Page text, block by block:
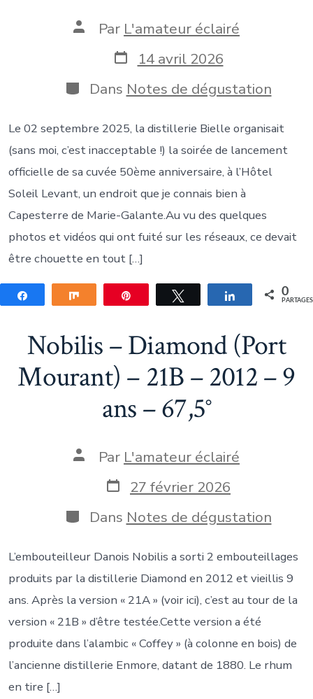
Auteur
publication
Par L'amateur éclairé
Date
de
publication
14 avril 2026
Catégories
Dans Notes de dégustation
Le 02 septembre 2025, la distillerie Bielle organisait
(sans moi, c’est inacceptable !) la soirée de lancement
officielle de sa cuvée 50ème anniversaire, à l’Hôtel
Soleil Levant, un endroit que je connais bien à
Capesterre de Marie-Galante.Au vu des quelques
photos et vidéos qui ont fuité sur les réseaux, ce devait
être chouette en tout […]
Partagez Partagez Tweetez Partagez 0
PARTAGES
Nobilis – Diamond (Port
Mourant) – 21B – 2012 – 9
ans – 67,5°
Auteur
publication
Par L'amateur éclairé
Date
de
publication
27 février 2026
Catégories
Dans Notes de dégustation
L’embouteilleur Danois Nobilis a sorti 2 embouteillages
produits par la distillerie Diamond en 2012 et vieillis 9
ans. Après la version « 21A » (voir ici), c’est au tour de la
version « 21B » d’être testée.Cette version a été
produite dans l’alambic « Coffey » (à colonne en bois) de
l’ancienne distillerie Enmore, datant de 1880. Le rhum
en tire […]